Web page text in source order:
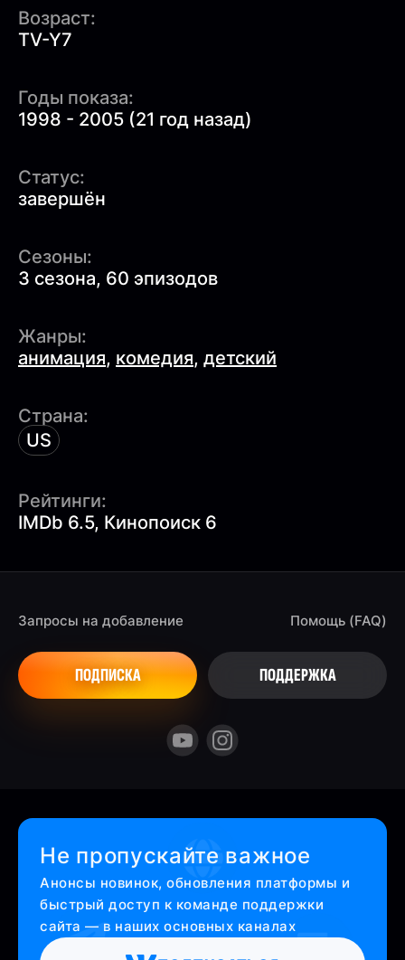
Возраст:
TV-Y7
Годы показа:
1998 - 2005 (21 год назад)
Статус:
завершён
Сезоны:
3 сезона, 60 эпизодов
Жанры:
анимация, комедия, детский
Страна:
US
Рейтинги:
IMDb 6.5, Кинопоиск 6
Запросы на добавление
ПОДПИСКА
Помощь (FAQ)
ПОДДЕРЖКА
Не пропускайте важное
Анонсы новинок, обновления платформы и
быстрый доступ к команде поддержки
сайта — в наших основных каналах